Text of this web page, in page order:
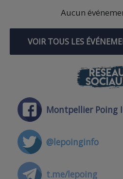
Aucun
VOIR TOUS LES
Montpellier Poing
@lepoinginfo
t.me/lepoing